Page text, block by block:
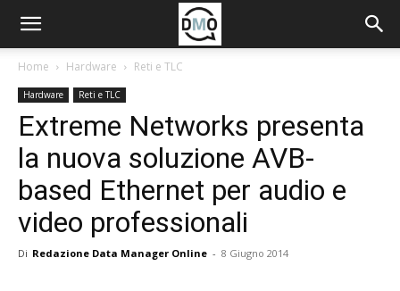
Home Hardware Reti e TLC
Hardware Reti e TLC
Extreme Networks presenta
la nuova soluzione AVB-
based Ethernet per audio e
video professionali
Di Redazione Data Manager Online - 8 Giugno 2014